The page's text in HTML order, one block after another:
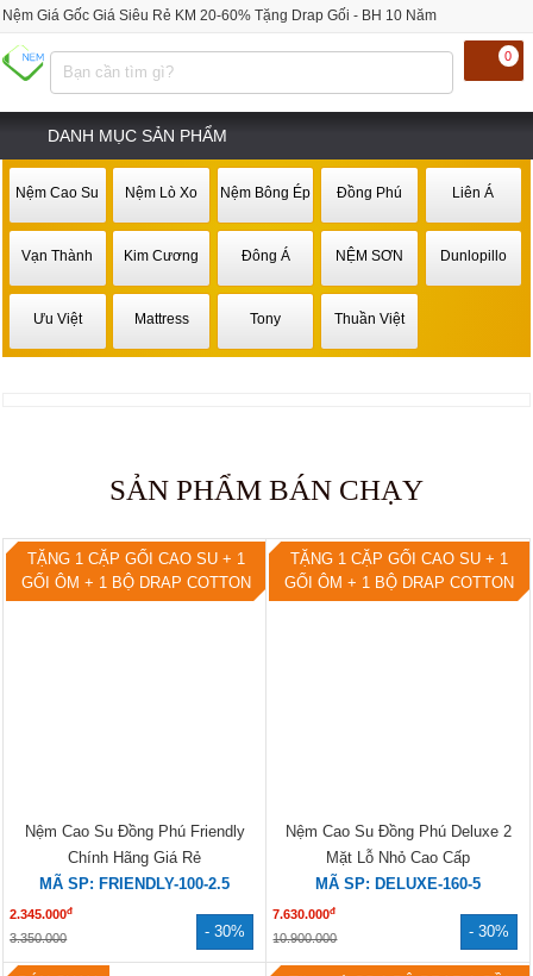
Nệm Giá Gốc Giá Siêu Rẻ KM 20-60% Tặng Drap Gối - BH 10 Năm
0
DANH MỤC SẢN PHẨM
Nệm Cao Su Nệm Lò Xo Nệm Bông Ép Đồng Phú Liên Á
Vạn Thành Kim Cương Đông Á NỆM SƠN Dunlopillo
Ưu Việt Mattress Tony Thuần Việt
SẢN PHẨM BÁN CHẠY
TẶNG 1 CẶP GỐI CAO SU + 1
GỐI ÔM + 1 BỘ DRAP COTTON
- 30%
Chính Hãng Giá Rẻ
MÃ SP: FRIENDLY-100-2.5
2.345.000 đ
3.350.000
TẶNG 1 CẶP GỐI CAO SU + 1
GỐI ÔM + 1 BỘ DRAP COTTON
- 30%
Mặt Lỗ Nhỏ Cao Cấp
MÃ SP: DELUXE-160-5
7.630.000đ
10.900.000
BÁN CHẠY
Tặng gối CS 1 BỘ DRAP 1 GỒI